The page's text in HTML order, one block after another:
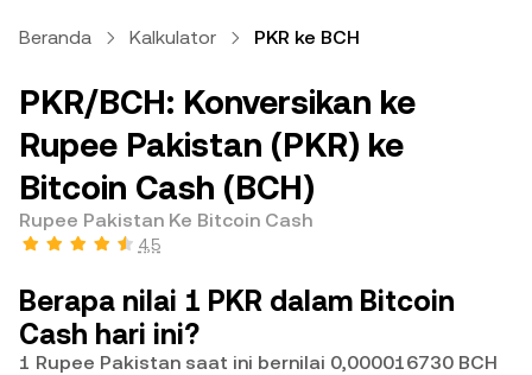
Beranda Kalkulator PKR ke BCH
PKR/BCH: Konversikan ke
Rupee Pakistan (PKR) ke
Bitcoin Cash (BCH)
Rupee Pakistan Ke Bitcoin Cash
4,5
Berapa nilai 1 PKR dalam Bitcoin
Cash hari ini?
1 Rupee Pakistan saat ini bernilai 0,000016730 BCH